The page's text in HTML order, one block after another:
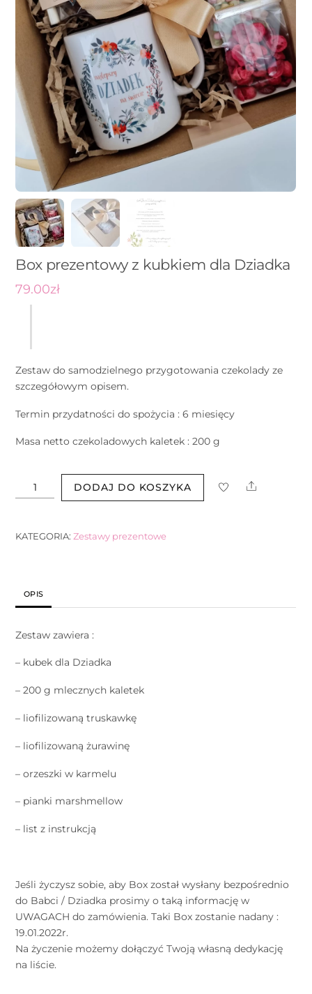
Box prezentowy z kubkiem dla Dziadka
79.00zł
Zestaw do samodzielnego przygotowania czekolady ze
szczegółowym opisem.
Termin przydatności do spożycia : 6 miesięcy
Masa netto czekoladowych kaletek : 200 g
ilość
Box
z
DODAJ DO KOSZYKA Share
KATEGORIA:Zestawy prezentowe
OPIS
Zestaw zawiera :
– kubek dla Dziadka
– 200 g mlecznych kaletek
– liofilizowaną truskawkę
– liofilizowaną żurawinę
– orzeszki w karmelu
– pianki marshmellow
– list z instrukcją
Jeśli życzysz sobie, aby Box został wysłany bezpośrednio
do Babci / Dziadka prosimy o taką informację w
UWAGACH do zamówienia. Taki Box zostanie nadany :
19.01.2022r.
Na życzenie możemy dołączyć Twoją własną dedykację
na liście.